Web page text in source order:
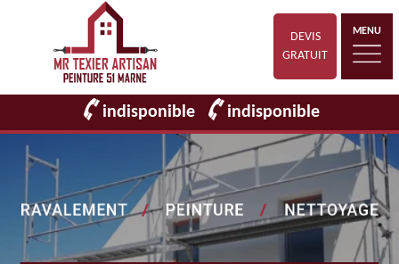
DEVIS
GRATUIT
MENU
indisponible indisponible